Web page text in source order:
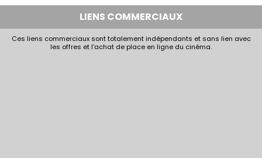
LIENS COMMERCIAUX
Ces liens commerciaux sont totalement indépendants et sans lien avec
les offres et l'achat de place en ligne du cinéma.